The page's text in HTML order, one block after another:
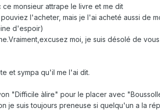
monsieur attrape le livre et me dit
l'acheter, mais je l'ai acheté aussi de
d'espoir)
moi, je suis désolé de
et sympa qu'il me l'ai dit.
"Difficile àlire" pour le placer avec
je suis toujours preneuse si quelqu'un a la